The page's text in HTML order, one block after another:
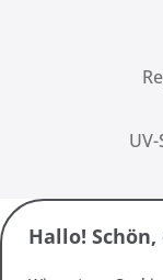
Hallo!